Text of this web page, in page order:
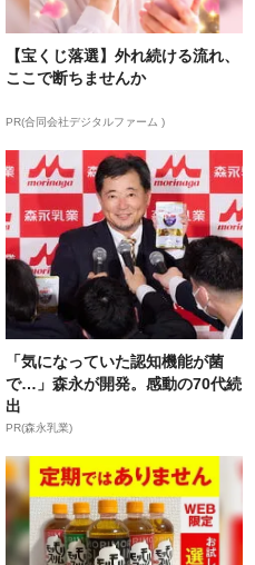
【宝くじ落選】外れ続ける流れ、
ここで断ちませんか
PR(合同会社デジタルファーム )
「気になっていた認知機能が菌
で…」森永が開発。感動の70代続
出
PR(森永乳業)